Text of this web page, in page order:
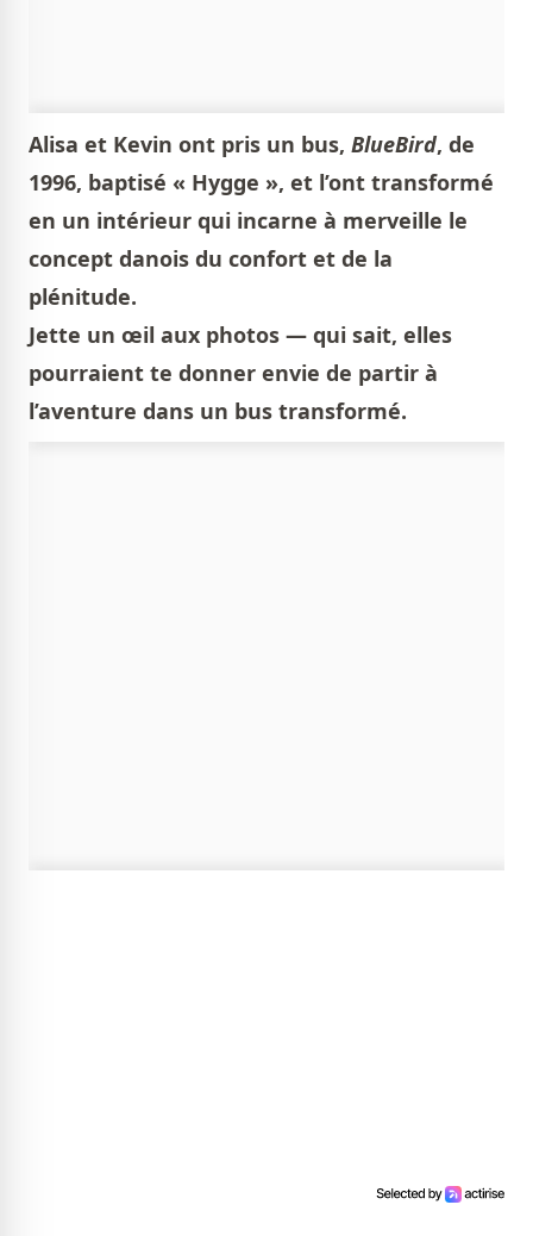
Alisa et Kevin ont pris un bus, BlueBird, de
1996, baptisé « Hygge », et l’ont transformé
en un intérieur qui incarne à merveille le
concept danois du confort et de la
plénitude.
Jette un œil aux photos — qui sait, elles
pourraient te donner envie de partir à
l’aventure dans un bus transformé.